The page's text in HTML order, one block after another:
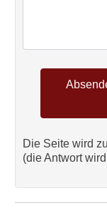
Die Seite wird
(die Antwort